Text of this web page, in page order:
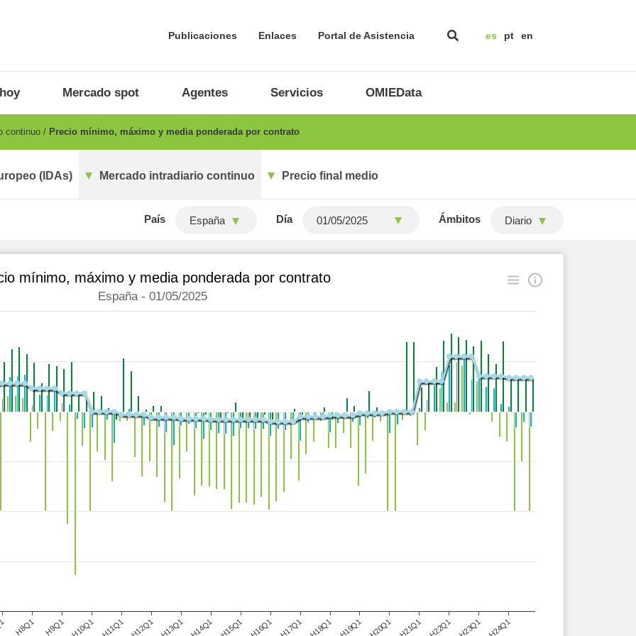
Publicaciones Enlaces Portal de Asistencia es pt en
Mercado spot Agentes Servicios OMIEData
continuo Precio mínimo, máximo y media ponderada por contrato
(IDAs) Mercado intradiario continuo Precio final medio
País España Día Ámbitos Diario
mínimo, máximo y media ponderada por contrato
España - 01/05/2025
H8Q1 H9Q1 H10Q1 H11Q1 H12Q1 H13Q1 H14Q1 H15Q1 H16Q1 H17Q1 H18Q1 H19Q1 H20Q1 H21Q1 H22Q1 H23Q1 H24Q1